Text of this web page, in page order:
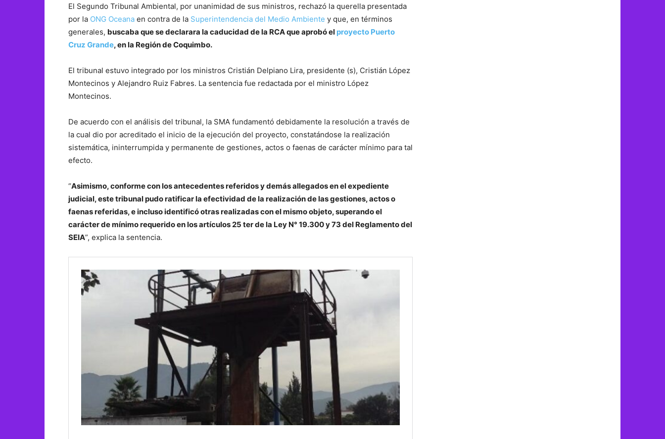
El Segundo Tribunal Ambiental, por unanimidad de sus ministros, rechazó la querella presentada
por la ONG Oceana en contra de la Superintendencia del Medio Ambiente y que, en términos
generales, buscaba que se declarara la caducidad de la RCA que aprobó el proyecto Puerto
Cruz Grande, en la Región de Coquimbo.
El tribunal estuvo integrado por los ministros Cristián Delpiano Lira, presidente (s), Cristián López
Montecinos y Alejandro Ruiz Fabres. La sentencia fue redactada por el ministro López
Montecinos.
De acuerdo con el análisis del tribunal, la SMA fundamentó debidamente la resolución a través de
la cual dio por acreditado el inicio de la ejecución del proyecto, constatándose la realización
sistemática, ininterrumpida y permanente de gestiones, actos o faenas de carácter mínimo para tal
efecto.
“Asimismo, conforme con los antecedentes referidos y demás allegados en el expediente
judicial, este tribunal pudo ratificar la efectividad de la realización de las gestiones, actos o
faenas referidas, e incluso identificó otras realizadas con el mismo objeto, superando el
carácter de mínimo requerido en los artículos 25 ter de la Ley N° 19.300 y 73 del Reglamento del
SEIA”, explica la sentencia.